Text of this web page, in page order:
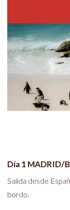
Día 1 MADRID/
Salida desde
bordo.